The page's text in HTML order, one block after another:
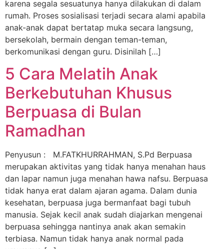
karena segala sesuatunya hanya dilakukan di dalam
rumah. Proses sosialisasi terjadi secara alami apabila
anak-anak dapat bertatap muka secara langsung,
bersekolah, bermain dengan teman-teman,
berkomunikasi dengan guru. Disinilah […]
5 Cara Melatih Anak
Berkebutuhan Khusus
Berpuasa di Bulan
Ramadhan
Penyusun : M.FATKHURRAHMAN, S.Pd Berpuasa
merupakan aktivitas yang tidak hanya menahan haus
dan lapar namun juga menahan hawa nafsu. Berpuasa
tidak hanya erat dalam ajaran agama. Dalam dunia
kesehatan, berpuasa juga bermanfaat bagi tubuh
manusia. Sejak kecil anak sudah diajarkan mengenai
berpuasa sehingga nantinya anak akan semakin
terbiasa. Namun tidak hanya anak normal pada